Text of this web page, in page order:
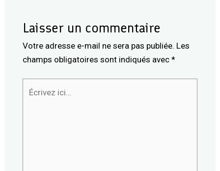
Laisser un commentaire
Votre adresse e-mail ne sera pas publiée. Les
champs obligatoires sont indiqués avec *